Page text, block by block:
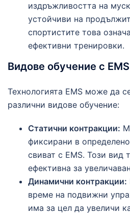
издръжливостта на
устойчиви на
спортистите това
ефективни тренировки.
Видове обучение с EMS
Технологията EMS може да
различни видове обучение:
Статични контракции:
фиксирани в
свиват с EMS. Този вид
ефективна за
Динамични контракции:
време на подвижни
има за цел да увеличи